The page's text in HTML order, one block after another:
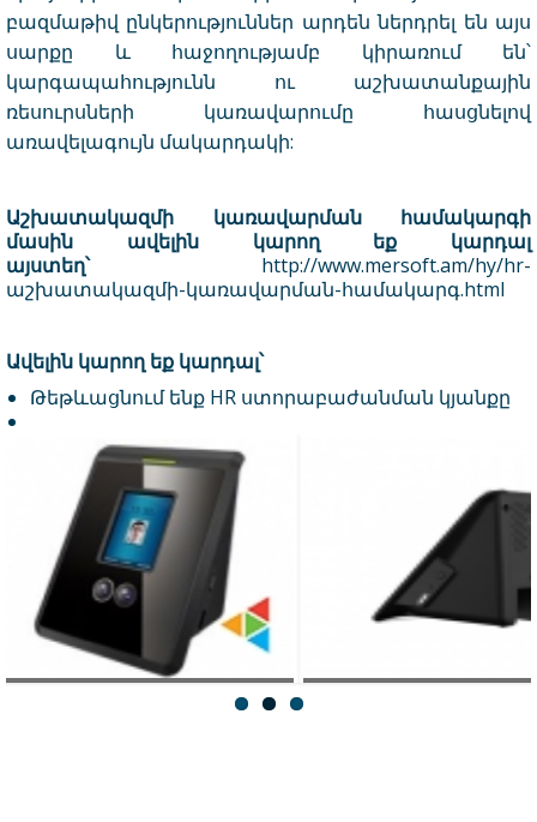
բազմաթիվ ընկերություններ արդեն ներդրել են այս
սարքը և հաջողությամբ կիրառում են՝
կարգապահությունն ու աշխատանքային
ռեսուրսների կառավարումը հասցնելով
առավելագույն մակարդակի:
Աշխատակազմի կառավարման համակարգի
մասին ավելին կարող եք կարդալ
այստեղ՝ http://www.mersoft.am/hy/hr-
աշխատակազմի-կառավարման-համակարգ.html
Ավելին կարող եք կարդալ՝
Թեթևացնում ենք HR ստորաբաժանման կյանքը